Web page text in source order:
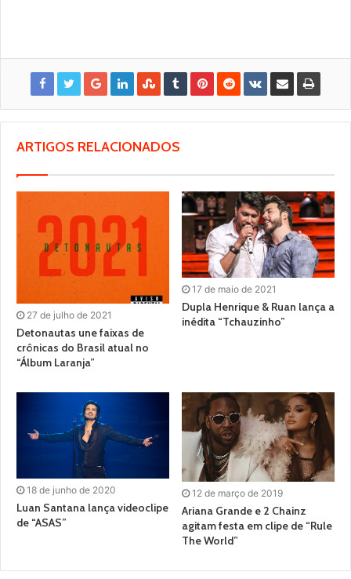
ARTIGOS RELACIONADOS
27 de julho de 2021
Detonautas une faixas de
crônicas do Brasil atual no
“Álbum Laranja”
17 de maio de 2021
Dupla Henrique & Ruan lança a
inédita “Tchauzinho”
18 de junho de 2020
Luan Santana lança videoclipe
de “ASAS”
12 de março de 2019
Ariana Grande e 2 Chainz
agitam festa em clipe de “Rule
The World”